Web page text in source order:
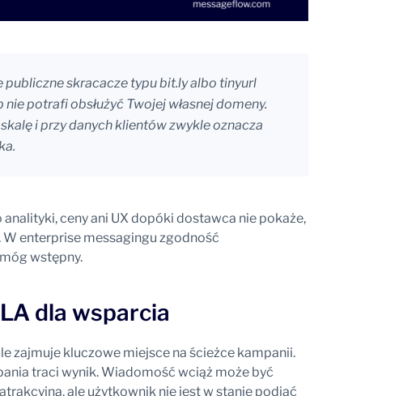
publiczne skracacze typu bit.ly albo tinyurl
potrafi obsłużyć Twojej własnej domeny.
i przy danych klientów zwykle oznacza
ceny ani UX dopóki dostawca nie pokaże,
enterprise messagingu zgodność
wstępny.
dla wsparcia
zajmuje kluczowe miejsce na ścieżce kampanii.
traci wynik. Wiadomość wciąż może być
ale użytkownik nie jest w stanie podjąć